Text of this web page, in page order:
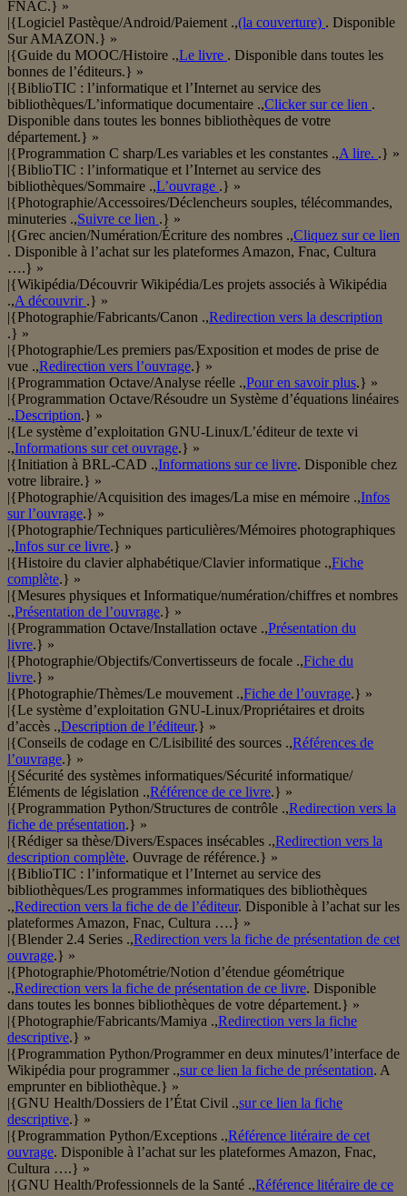
FNAC.} »
|{Logiciel Pastèque/Android/Paiement .,(la couverture) . Disponible
Sur AMAZON.} »
|{Guide du MOOC/Histoire .,Le livre . Disponible dans toutes les
bonnes de l’éditeurs.} »
|{BiblioTIC : l’informatique et l’Internet au service des
bibliothèques/L’informatique documentaire .,Clicker sur ce lien .
Disponible dans toutes les bonnes bibliothèques de votre
département.} »
|{Programmation C sharp/Les variables et les constantes .,A lire. .} »
|{BiblioTIC : l’informatique et l’Internet au service des
bibliothèques/Sommaire .,L’ouvrage .} »
|{Photographie/Accessoires/Déclencheurs souples, télécommandes,
minuteries .,Suivre ce lien .} »
|{Grec ancien/Numération/Écriture des nombres .,Cliquez sur ce lien
. Disponible à l’achat sur les plateformes Amazon, Fnac, Cultura
….} »
|{Wikipédia/Découvrir Wikipédia/Les projets associés à Wikipédia
.,A découvrir .} »
|{Photographie/Fabricants/Canon .,Redirection vers la description
.} »
|{Photographie/Les premiers pas/Exposition et modes de prise de
vue .,Redirection vers l’ouvrage.} »
|{Programmation Octave/Analyse réelle .,Pour en savoir plus.} »
|{Programmation Octave/Résoudre un Système d’équations linéaires
.,Description.} »
|{Le système d’exploitation GNU-Linux/L’éditeur de texte vi
.,Informations sur cet ouvrage.} »
|{Initiation à BRL-CAD .,Informations sur ce livre. Disponible chez
votre libraire.} »
|{Photographie/Acquisition des images/La mise en mémoire .,Infos
sur l’ouvrage.} »
|{Photographie/Techniques particulières/Mémoires photographiques
.,Infos sur ce livre.} »
|{Histoire du clavier alphabétique/Clavier informatique .,Fiche
complète.} »
|{Mesures physiques et Informatique/numération/chiffres et nombres
.,Présentation de l’ouvrage.} »
|{Programmation Octave/Installation octave .,Présentation du
livre.} »
|{Photographie/Objectifs/Convertisseurs de focale .,Fiche du
livre.} »
|{Photographie/Thèmes/Le mouvement .,Fiche de l’ouvrage.} »
|{Le système d’exploitation GNU-Linux/Propriétaires et droits
d’accès .,Description de l’éditeur.} »
|{Conseils de codage en C/Lisibilité des sources .,Références de
l’ouvrage.} »
|{Sécurité des systèmes informatiques/Sécurité informatique/
Éléments de législation .,Référence de ce livre.} »
|{Programmation Python/Structures de contrôle .,Redirection vers la
fiche de présentation.} »
|{Rédiger sa thèse/Divers/Espaces insécables .,Redirection vers la
description complète. Ouvrage de référence.} »
|{BiblioTIC : l’informatique et l’Internet au service des
bibliothèques/Les programmes informatiques des bibliothèques
.,Redirection vers la fiche de de l’éditeur. Disponible à l’achat sur les
plateformes Amazon, Fnac, Cultura ….} »
|{Blender 2.4 Series .,Redirection vers la fiche de présentation de cet
ouvrage.} »
|{Photographie/Photométrie/Notion d’étendue géométrique
.,Redirection vers la fiche de présentation de ce livre. Disponible
dans toutes les bonnes bibliothèques de votre département.} »
|{Photographie/Fabricants/Mamiya .,Redirection vers la fiche
descriptive.} »
|{Programmation Python/Programmer en deux minutes/l’interface de
Wikipédia pour programmer .,sur ce lien la fiche de présentation. A
emprunter en bibliothèque.} »
|{GNU Health/Dossiers de l’État Civil .,sur ce lien la fiche
descriptive.} »
|{Programmation Python/Exceptions .,Référence litéraire de cet
ouvrage. Disponible à l’achat sur les plateformes Amazon, Fnac,
Cultura ….} »
|{GNU Health/Professionnels de la Santé .,Référence litéraire de ce